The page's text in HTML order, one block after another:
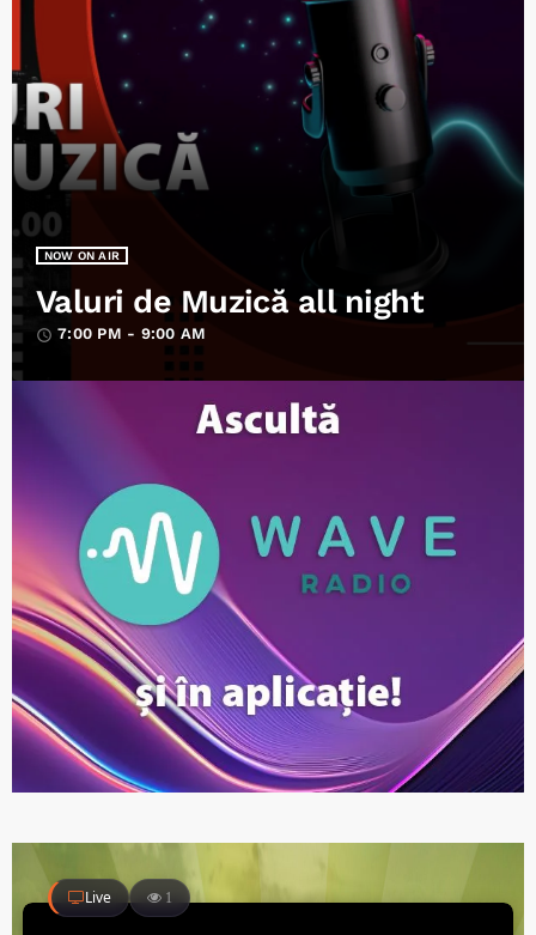
NOW ON AIR
Valuri de Muzică all night
access_time 7:00 PM - 9:00 AM